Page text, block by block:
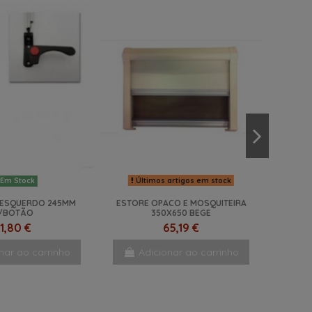
Em Stock
245MM
BOTÃO
€
ao carrinho
Últimos artigos em stock
ESTORE OPACO E MOSQUITEIRA
350X650 BEGE
65,19 €
Adicionar ao carrinho